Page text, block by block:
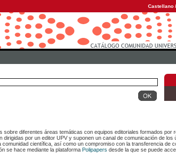
Castellano /
sobre diferentes áreas temáticas con equipos editoriales formados por
dirigidas por un editor UPV y suponen un canal de comunicación de los
comunidad científica, así como un compromiso con la transferencia de
se hace mediante la plataforma Polipapers desde la que se puede